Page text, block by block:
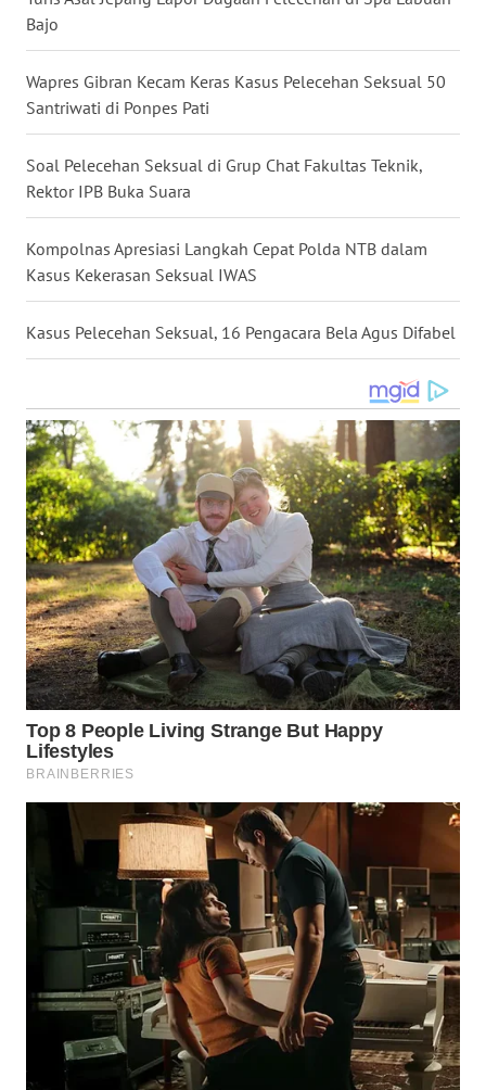
Bajo
Wapres Gibran Kecam Keras Kasus Pelecehan Seksual 50
Santriwati di Ponpes Pati
Soal Pelecehan Seksual di Grup Chat Fakultas Teknik,
Rektor IPB Buka Suara
Kompolnas Apresiasi Langkah Cepat Polda NTB dalam
Kasus Kekerasan Seksual IWAS
Kasus Pelecehan Seksual, 16 Pengacara Bela Agus Difabel
NUSANTARA
WN
JOGJA
WN
WN
WN
KALTENG
WN
KALTARA
WN
KALSEL
WN
KALTIM
WN
SULSEL
GORONTALO
WN
WN
MALUKU
WN